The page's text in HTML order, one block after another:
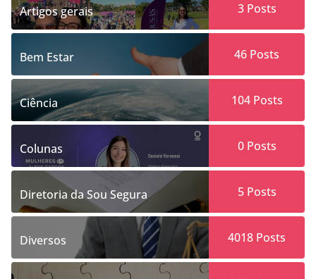
Artigos gerais 3Posts
Bem Estar 46 Posts
Ciência 104Posts
Colunas 0Posts
Diretoria da Sou Segura 5Posts
Diversos 4018 Posts